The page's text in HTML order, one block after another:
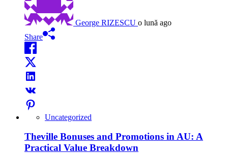
George RIZESCU o lună ago
Share
Uncategorized
Theville Bonuses and Promotions in AU: A
Practical Value Breakdown